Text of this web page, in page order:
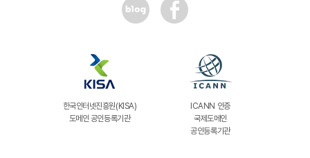
한국인터넷진흥원(KISA)
도메인 공인등록기관
ICANN 인증
국제도메인
공인등록기관